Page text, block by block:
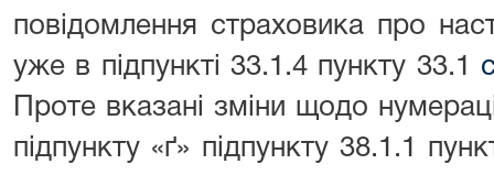
повідомлення страховика про
уже в підпункті 33.1.4 пункту 33.1
Проте вказані зміни щодо
підпункту «ґ» підпункту 38.1.1